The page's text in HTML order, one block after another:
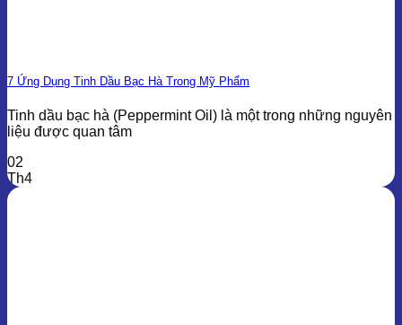
7 Ứng Dụng Tinh Dầu Bạc Hà Trong Mỹ Phẩm
Tinh dầu bạc hà (Peppermint Oil) là một trong những nguyên
liệu được quan tâm
02
Th4